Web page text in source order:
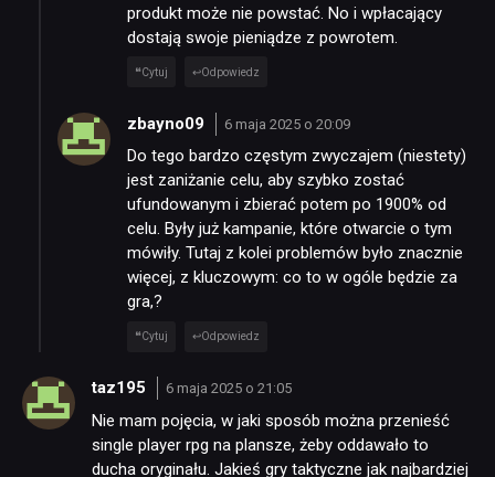
produkt może nie powstać. No i wpłacający
dostają swoje pieniądze z powrotem.
Cytuj Odpowiedz
zbayno09 6 maja 2025 o 20:09
Do tego bardzo częstym zwyczajem (niestety)
jest zaniżanie celu, aby szybko zostać
ufundowanym i zbierać potem po 1900% od
celu. Były już kampanie, które otwarcie o tym
mówiły. Tutaj z kolei problemów było znacznie
więcej, z kluczowym: co to w ogóle będzie za
gra,?
Cytuj Odpowiedz
taz195 6 maja 2025 o 21:05
Nie mam pojęcia, w jaki sposób można przenieść
single player rpg na plansze, żeby oddawało to
ducha oryginału. Jakieś gry taktyczne jak najbardziej